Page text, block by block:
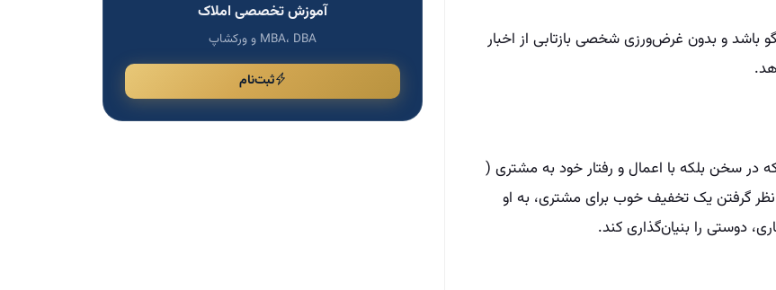
باشد و بدون غرض‌ورزی شخصی بازتابی از اخبار
در سخن بلکه با اعمال و رفتار خود به مشتری (
نظر گرفتن یک تخفیف خوب برای مشتری، به او
دوستی را بنیان‌گذاری کند.
آموزش تخصصی املاک
MBA، DBA و ورکشاپ
ثبت‌نام